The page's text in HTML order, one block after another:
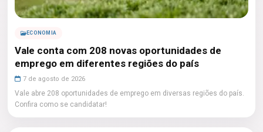
ECONOMIA
Vale conta com 208 novas oportunidades de
emprego em diferentes regiões do país
7 de agosto de 2026
Vale abre 208 oportunidades de emprego em diversas regiões do país.
Confira como se candidatar!